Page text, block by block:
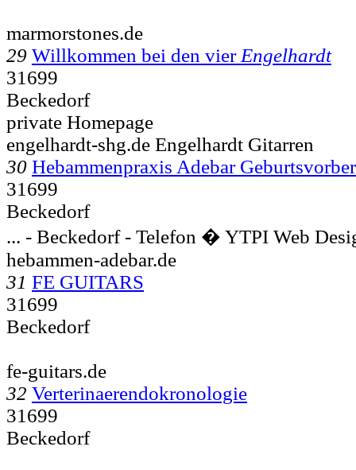
marmorstones.de
29 Willkommen bei den vier Engelhardt
31699
Beckedorf
private Homepage
engelhardt-shg.de Engelhardt Gitarren
30 Hebammenpraxis Adebar
31699
Beckedorf
... - Beckedorf - Telefon � YTPI Web
hebammen-adebar.de
31 FE GUITARS
31699
Beckedorf
fe-guitars.de
32 Verterinaerendokronologie
31699
Beckedorf